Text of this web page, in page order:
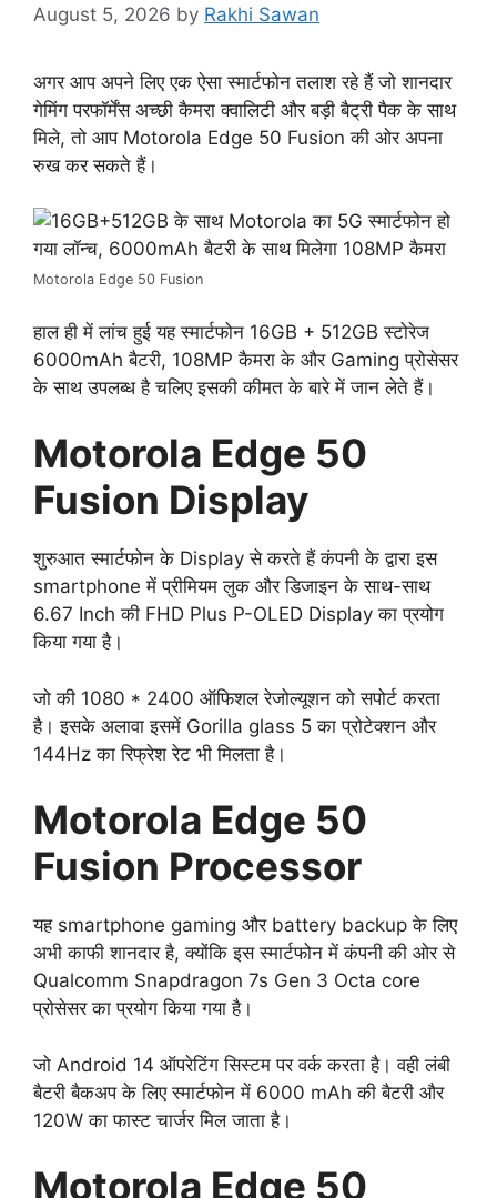
August 5, 2026 by Rakhi Sawan
अगर आप अपने लिए एक ऐसा स्मार्टफोन तलाश रहे हैं जो शानदार
गेमिंग परफॉर्मेंस अच्छी कैमरा क्वालिटी और बड़ी बैट्री पैक के साथ
मिले, तो आप Motorola Edge 50 Fusion की ओर अपना
रुख कर सकते हैं।
Motorola Edge 50 Fusion
हाल ही में लांच हुई यह स्मार्टफोन 16GB + 512GB स्टोरेज
6000mAh बैटरी, 108MP कैमरा के और Gaming प्रोसेसर
के साथ उपलब्ध है चलिए इसकी कीमत के बारे में जान लेते हैं।
Motorola Edge 50
Fusion Display
शुरुआत स्मार्टफोन के Display से करते हैं कंपनी के द्वारा इस
smartphone में प्रीमियम लुक और डिजाइन के साथ-साथ
6.67 Inch की FHD Plus P-OLED Display का प्रयोग
किया गया है।
जो की 1080 * 2400 ऑफिशल रेजोल्यूशन को सपोर्ट करता
है। इसके अलावा इसमें Gorilla glass 5 का प्रोटेक्शन और
144Hz का रिफ्रेश रेट भी मिलता है।
Motorola Edge 50
Fusion Processor
यह smartphone gaming और battery backup के लिए
अभी काफी शानदार है, क्योंकि इस स्मार्टफोन में कंपनी की ओर से
Qualcomm Snapdragon 7s Gen 3 Octa core
प्रोसेसर का प्रयोग किया गया है।
जो Android 14 ऑपरेटिंग सिस्टम पर वर्क करता है। वही लंबी
बैटरी बैकअप के लिए स्मार्टफोन में 6000 mAh की बैटरी और
120W का फास्ट चार्जर मिल जाता है।
Motorola Edge 50